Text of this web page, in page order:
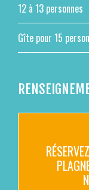
12 à 13 personnes
Gîte pour 15